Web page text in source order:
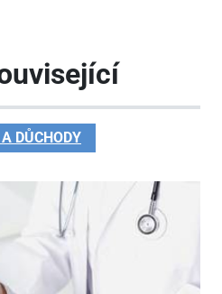
DŮCHODY